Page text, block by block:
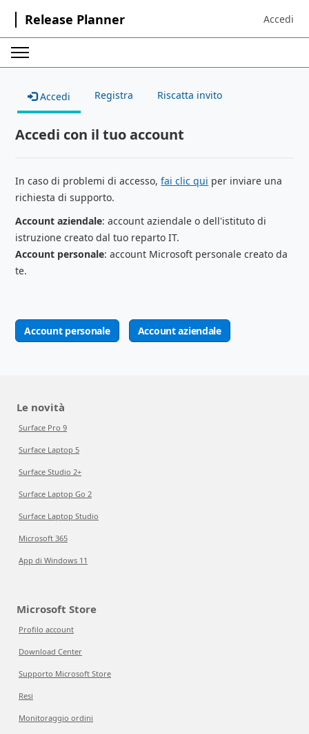
Release Planner Sign in to
Accedi
Accedi Registra Riscatta invito
Accedi con il tuo account
In caso di problemi di accesso,fai clic qui per inviare una
richiesta di supporto.
Account aziendale: account aziendale o dell'istituto di
istruzione creato dal tuo reparto IT.
Account personale: account Microsoft personale creato da
te.
Account personale Account aziendale
Le novità
Surface Pro 9
Surface Laptop 5
Surface Studio 2+
Surface Laptop Go 2
Surface Laptop Studio
Microsoft 365
App di Windows 11
Microsoft Store
Profilo account
Download Center
Supporto Microsoft Store
Resi
Monitoraggio ordini